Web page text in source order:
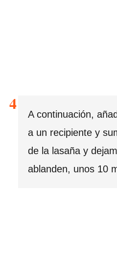
A continuación,
a un recipiente y
de la lasaña y
ablanden, unos 10